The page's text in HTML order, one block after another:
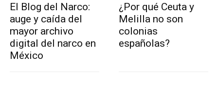
El Blog del Narco:
auge y caída del
mayor archivo
digital del narco en
México
¿Por qué Ceuta y
Melilla no son
colonias
españolas?